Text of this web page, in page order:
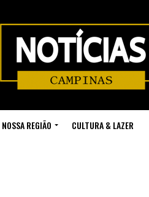
NOSSA REGIÃO CULTURA & LAZER